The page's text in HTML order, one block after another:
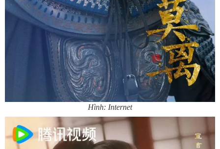
Hình: Internet